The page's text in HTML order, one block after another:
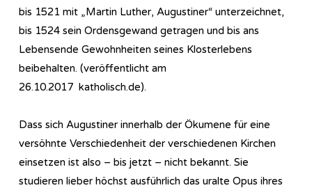
bis 1521 mit „Martin Luther, Augustiner“ unterzeichnet,
bis 1524 sein Ordensgewand getragen und bis ans
Lebensende Gewohnheiten seines Klosterlebens
beibehalten. (veröffentlicht am
26.10.2017 katholisch.de).
Dass sich Augustiner innerhalb der Ökumene für eine
versöhnte Verschiedenheit der verschiedenen Kirchen
einsetzen ist also – bis jetzt – nicht bekannt. Sie
studieren lieber höchst ausführlich das uralte Opus ihres